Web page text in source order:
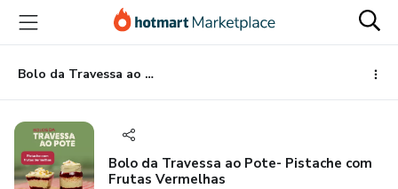
para
conteúdo
principal
para
pagamento
para
rodapé
Bolo da Travessa ao Pote- Pistache com Frutas Vermelhas
Bolo da Travessa ao Pote- Pistache com
Frutas Vermelhas